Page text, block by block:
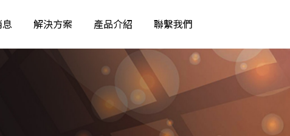
息 解決方案 產品介紹 聯繫我們
資產管理系統